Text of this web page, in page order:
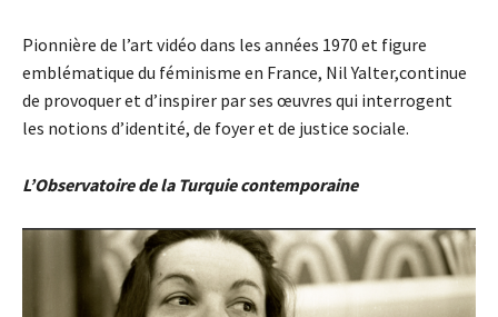
Pionnière de l’art vidéo dans les années 1970 et figure
emblématique du féminisme en France, Nil Yalter,continue
de provoquer et d’inspirer par ses œuvres qui interrogent
les notions d’identité, de foyer et de justice sociale.
L’Observatoire de la Turquie contemporaine